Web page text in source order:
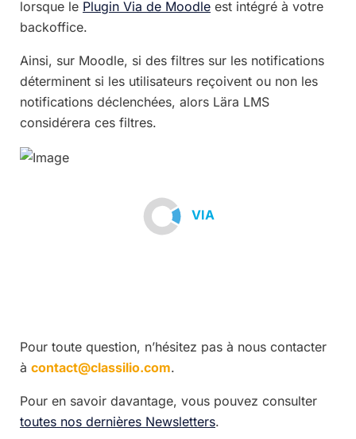
lorsque le Plugin Via de Moodle est intégré à votre
backoffice.
Ainsi, sur Moodle, si des filtres sur les notifications
déterminent si les utilisateurs reçoivent ou non les
notifications déclenchées, alors Lära LMS
considérera ces filtres.
VIA
Pour toute question, n’hésitez pas à nous contacter
à contact@classilio.com.
Pour en savoir davantage, vous pouvez consulter
toutes nos dernières Newsletters.